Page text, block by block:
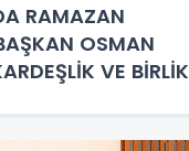
RAMAZAN
OSMAN
VE BİRLİK